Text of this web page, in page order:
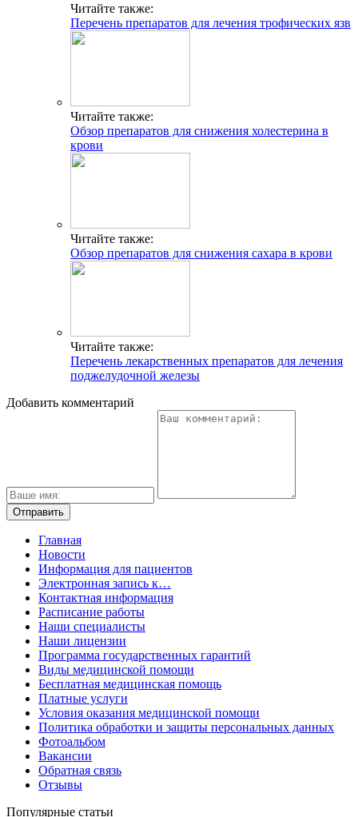
Читайте также:
Перечень препаратов для лечения трофических язв
Читайте также:
Обзор препаратов для снижения холестерина в
крови
Читайте также:
Обзор препаратов для снижения сахара в крови
Читайте также:
Перечень лекарственных препаратов для лечения
поджелудочной железы
Добавить комментарий
Главная
Новости
Информация для пациентов
Электронная запись к…
Контактная информация
Расписание работы
Наши специалисты
Наши лицензии
Программа государственных гарантий
Виды медицинской помощи
Бесплатная медицинская помощь
Платные услуги
Условия оказания медицинской помощи
Политика обработки и защиты персональных данных
Фотоальбом
Вакансии
Обратная связь
Отзывы
Популярные статьи